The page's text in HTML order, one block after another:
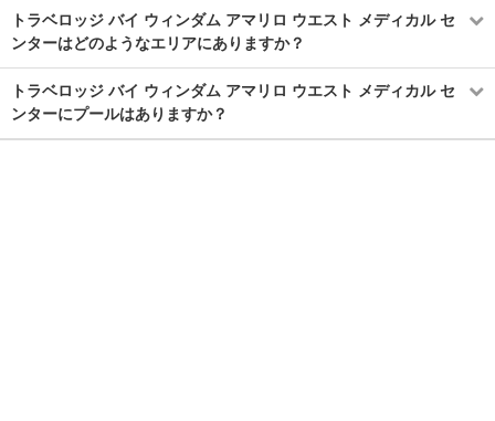
トラベロッジ バイ ウィンダム アマリロ ウエスト メディカル セ
ンターはどのようなエリアにありますか？
トラベロッジ バイ ウィンダム アマリロ ウエスト メディカル セ
ンターにプールはありますか？